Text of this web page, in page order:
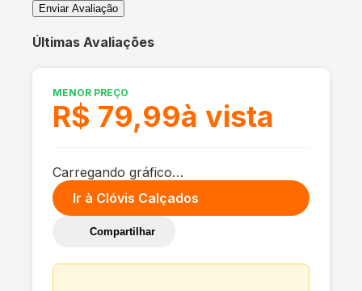
Enviar Avaliação
Últimas Avaliações
MENOR PREÇO
R$ 79,99à vista
Carregando gráfico…
Ir à Clóvis Calçados
Compartilhar